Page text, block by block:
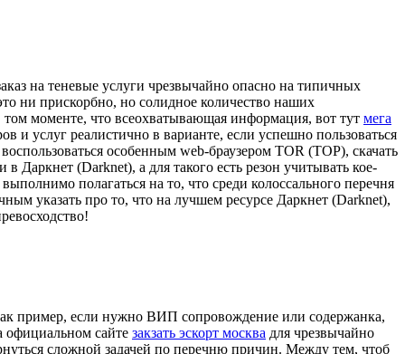
на теневые услуги чрезвычайно опасно на типичных
ни прискорбно, но солидное количество наших
том моменте, что всеохватывающая информация, вот тут мега
и услуг реалистично в варианте, если успешно пользоваться
особенным web-браузером TOR (ТОР), скачать
(Darknet), а для такого есть резон учитывать кое-
полагаться на то, что среди колоссального перечня
указать про то, что на лучшем ресурсе Даркнет (Darknet),
пример, если нужно ВИП сопровождение или содержанка,
официальном сайте закзать эскорт москва для чрезвычайно
сложной задачей по перечню причин. Между тем, чтоб